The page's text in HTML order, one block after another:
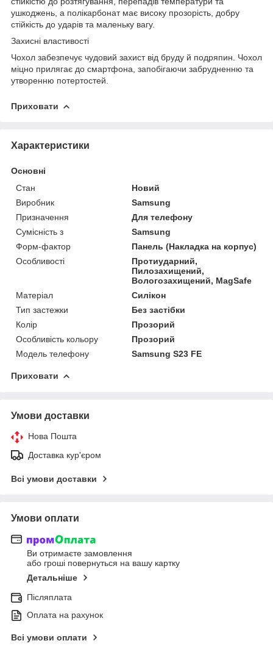
ушкоджень, а полікарбонат має високу прозорість, добру
стійкість до ударів та маленьку вагу.
Захисні властивості
Чохол забезпечує чудовий захист від бруду й подряпин. Чохол
міцно прилягає до смартфона, запобігаючи забрудненню та
утворенню потертостей.
Приховати
Характеристики
Основні
Стан
Новий
Виробник
Samsung
Призначення
Для телефону
Сумісність з
Samsung
Форм-фактор
Панель (Накладка на корпус)
Особливості
Протиударний,
Пилозахищений,
Вологозахищений, MagSafe
Матеріал
Силікон
Тип застежки
Без застібки
Колір
Прозорий
Особливість кольору
Прозорий
Модель телефону
Samsung S23 FE
Приховати
Умови доставки
Нова Пошта
Доставка кур'єром
Всі умови доставки
Умови оплати
Ви отримаєте замовлення
або гроші повернуться на вашу картку
Детальніше
Післяплата
Оплата на рахунок
Всі умови оплати